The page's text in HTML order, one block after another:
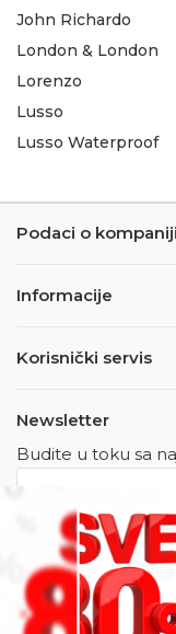
John Richardo
London & London
Lorenzo
Lusso
Lusso Waterproof
Podaci o kompaniji
Informacije
Korisnički servis
Newsletter
Budite u toku sa
Zapratite nas